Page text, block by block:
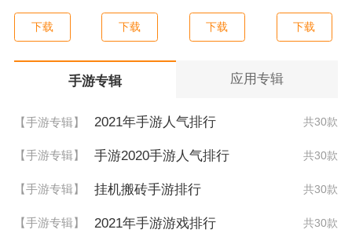
下载 下载 下载 下载
手游专辑 应用专辑
【手游专辑】 2021年手游人气排行 共30款
【手游专辑】 手游2020手游人气排行 共30款
【手游专辑】 挂机搬砖手游排行 共30款
【手游专辑】 2021年手游游戏排行 共30款